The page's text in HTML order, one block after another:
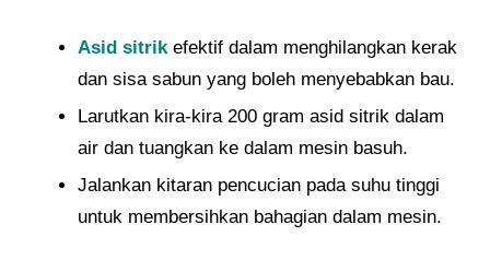
Asid sitrikefektif dalam menghilangkan kerak
dan sisa sabun yang boleh menyebabkan bau.
Larutkan kira-kira 200 gram asid sitrik dalam
air dan tuangkan ke dalam mesin basuh.
Jalankan kitaran pencucian pada suhu tinggi
untuk membersihkan bahagian dalam mesin.